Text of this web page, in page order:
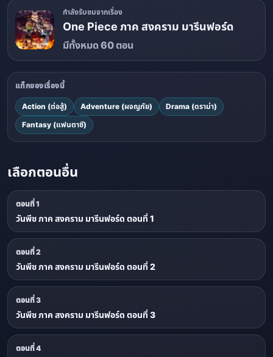
กำลังรับชมจากเรื่อง
One Piece ภาค สงคราม มารีนฟอร์ด
มีทั้งหมด 60 ตอน
แท็กของเรื่องนี้
Action (ต่อสู้) Adventure (ผจญภัย)
Drama (ดราม่า)
Fantasy (แฟนตาซี)
เลือกตอนอื่น
ตอนที่ 1
วันพีช ภาค สงคราม มารีนฟอร์ด ตอนที่ 1
ตอนที่ 2
วันพีช ภาค สงคราม มารีนฟอร์ด ตอนที่ 2
ตอนที่ 3
วันพีช ภาค สงคราม มารีนฟอร์ด ตอนที่ 3
ตอนที่ 4